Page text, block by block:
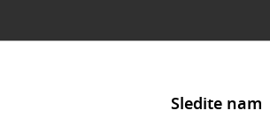
Sledite nam